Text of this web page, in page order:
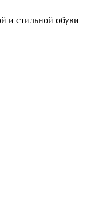
и стильной обуви